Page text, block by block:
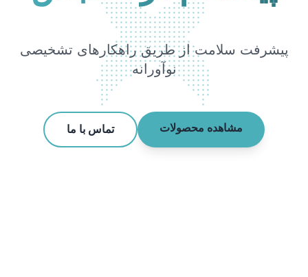
پیشرفت سلامت از طریق راهکارهای تشخیصی
نوآورانه
مشاهده محصولات تماس با ما